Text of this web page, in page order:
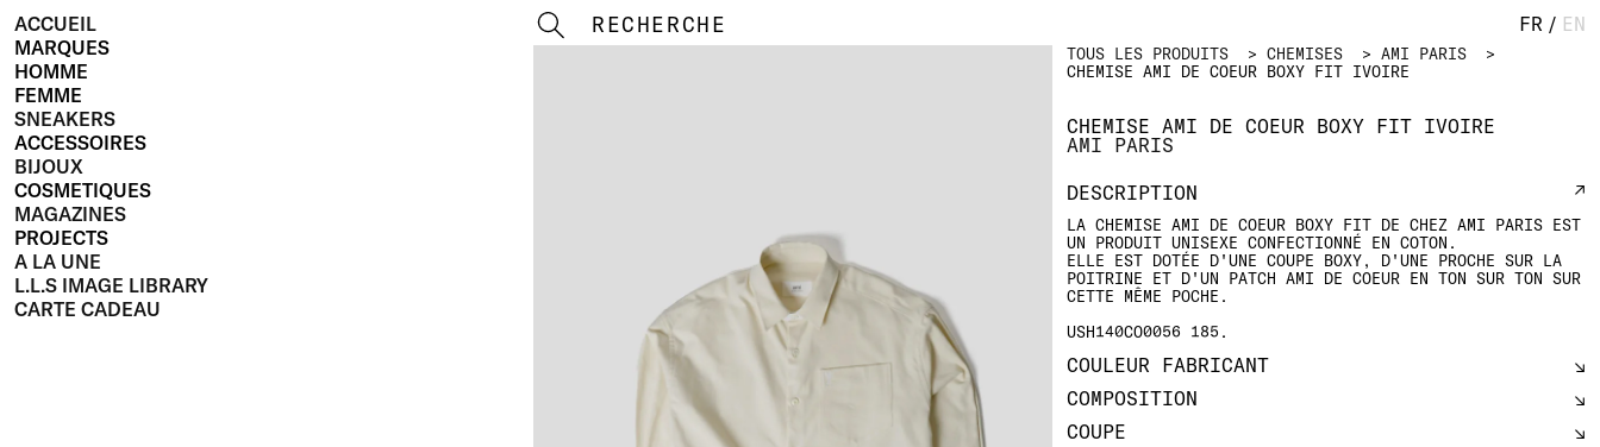
ACCUEIL
MARQUES
HOMME
FEMME
SNEAKERS
ACCESSOIRES
BIJOUX
COSMETIQUES
MAGAZINES
PROJECTS
A LA UNE
L.L.S IMAGE LIBRARY
CARTE CADEAU
RECHERCHE FR / EN
TOUS LES PRODUITS CHEMISES
AMI PARIS
CHEMISE AMI DE COEUR BOXY FIT IVOIRE
CHEMISE AMI DE COEUR BOXY FIT IVOIRE
AMI PARIS
DESCRIPTION
LA CHEMISE AMI DE COEUR BOXY FIT DE CHEZ AMI PARIS EST
UN PRODUIT UNISEXE CONFECTIONNÉ EN COTON.
ELLE EST DOTÉE D'UNE COUPE BOXY, D'UNE PROCHE SUR LA
POITRINE ET D'UN PATCH AMI DE COEUR EN TON SUR TON SUR
CETTE MÊME POCHE.
USH140CO0056 185.
COULEUR FABRICANT
COMPOSITION
COUPE